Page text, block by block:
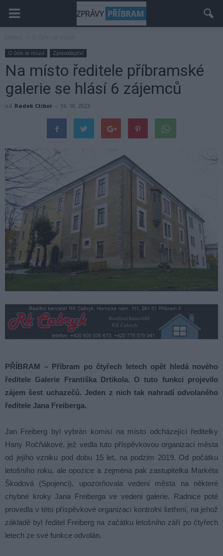
O čem se mluví Zpravodajství
Na místo ředitele příbramské
galerie se hlásí 6 zájemců
od Radek Ctibor - 16. 10. 2023
PŘÍBRAM – Příbram po čtyřech letech opět hledá nového
ředitele Galerie Františka Drtikola. O tuto funkci projevilo
zájem šest uchazečů. Jeden z nich tak nahradí odvolaného
ředitele Jana Freiberga.
Jan Freiberg byl vybrán komisí na místo odcházející ředitelky
Hany Ročňákové, jež vedla tuto příspěvkovou organizaci města
od jejího vzniku pod dobu 15 let, na podzim 2019. Od počátku
letošního roku, ale opozice a zejména pak zastupitelka Markéta
Škodová (Spojenci), upozorňovala vedení města na některé
chybné kroky Jana Freiberga ve vedení galerie. Radnice poté
provedla v této příspěvkové organizaci kontrolní šetření, na jehož
základě byl ředitel Freiberg na začátku letošního září po čtyřech
letech ze své funkce odvolán.